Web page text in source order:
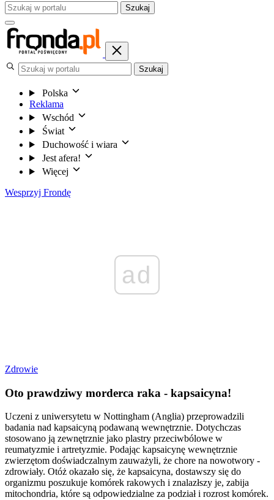
Szukaj
Szukaj
Polska
Reklama
Wschód
Świat
Duchowość i wiara
Jest afera!
Więcej
Wesprzyj Frondę
ad
Zdrowie
Oto prawdziwy morderca raka - kapsaicyna!
Uczeni z uniwersytetu w Nottingham (Anglia) przeprowadzili
badania nad kapsaicyną podawaną wewnętrznie. Dotychczas
stosowano ją zewnętrznie jako plastry przeciwbólowe w
reumatyzmie i artretyzmie. Podając kapsaicynę wewnętrznie
zwierzętom doświadczalnym zauważyli, że chore na nowotwory -
zdrowiały. Otóż okazało się, że kapsaicyna, dostawszy się do
organizmu poszukuje komórek rakowych i znalazłszy je, zabija
mitochondria, które są odpowiedzialne za podział i rozrost komórek.